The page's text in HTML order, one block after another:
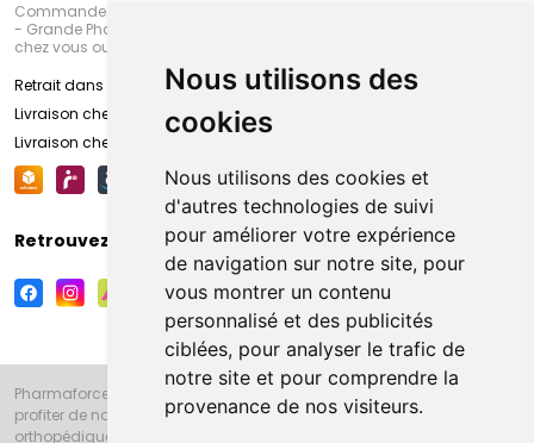
Nous utilisons des
cookies
Nous utilisons des cookies et
d'autres technologies de suivi
pour améliorer votre expérience
de navigation sur notre site, pour
vous montrer un contenu
personnalisé et des publicités
ciblées, pour analyser le trafic de
notre site et pour comprendre la
provenance de nos visiteurs.
Commandez en ligne et venez chercher votre commande à Amiens
- Grande Pharmacie d’Amiens (Fachon) ou recevez-là rapidement
chez vous ou en point retrait
Retrait dans la pharmacie d’Amiens
Livraison chez vous
Livraison chez votre commerçant
Retrouvez-nous sur vos réseaux sociaux
Pharmaforce.fr et la Grande Pharmacie d’Amiens vous souhaitent de
profiter de notre accueil, de nos conseils pharmaceutiques,
orthopédiques, homéopathiques, parapharmaceutiques, beauté et